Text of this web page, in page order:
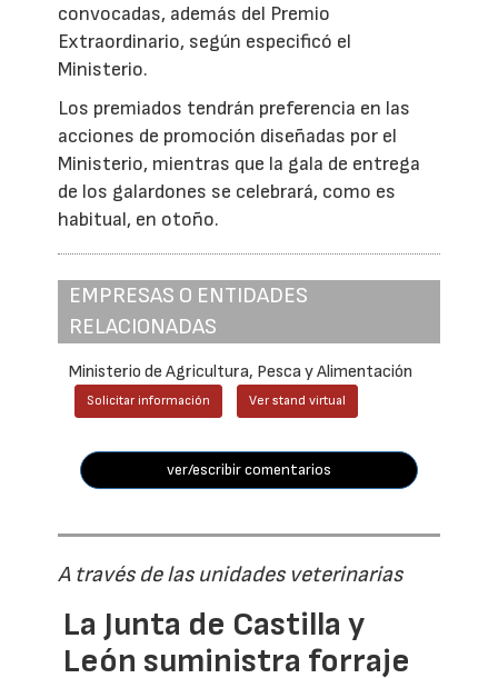
convocadas, además del Premio
Extraordinario, según especificó el
Ministerio.
Los premiados tendrán preferencia en las
acciones de promoción diseñadas por el
Ministerio, mientras que la gala de entrega
de los galardones se celebrará, como es
habitual, en otoño.
EMPRESAS O ENTIDADES
RELACIONADAS
Ministerio de Agricultura, Pesca y Alimentación
Solicitar información Ver stand virtual
ver/escribir comentarios
A través de las unidades veterinarias
La Junta de Castilla y
León suministra forraje